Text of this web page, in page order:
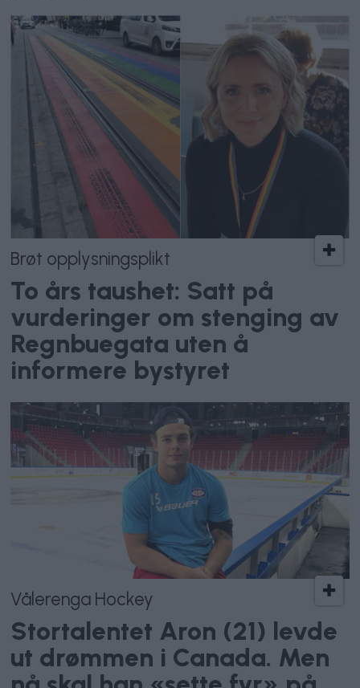
Brøt opplysningsplikt
To års taushet: Satt på
vurderinger om stenging av
Regnbuegata uten å
informere bystyret
Vålerenga Hockey
Stortalentet Aron (21) levde
ut drømmen i Canada. Men